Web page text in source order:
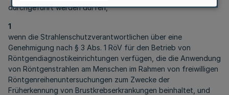
durchgeführt werden dürfen,
1
wenn die Strahlenschutzverantwortlichen über eine
Genehmigung nach § 3 Abs. 1 RöV für den Betrieb von
Röntgendiagnostikeinrichtungen verfügen, die die Anwendung
von Röntgenstrahlen am Menschen im Rahmen von freiwilligen
Röntgenreihenuntersuchungen zum Zwecke der
Früherkennung von Brustkrebserkrankungen beinhaltet, und